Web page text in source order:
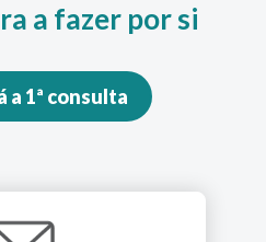
a fazer por si
a 1ª consulta